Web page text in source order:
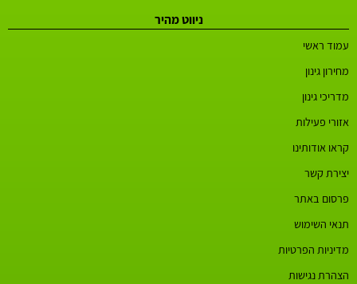
ניווט מהיר
עמוד ראשי
מחירון גינון
מדריכי גינון
אזורי פעילות
קראו אודותינו
יצירת קשר
פרסום באתר
תנאי השימוש
מדיניות הפרטיות
הצהרת נגישות